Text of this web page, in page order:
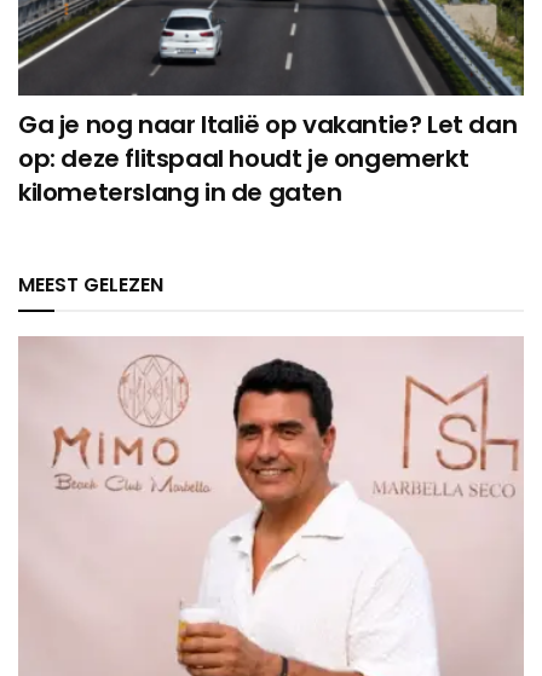
Ga je nog naar Italië op vakantie? Let dan
op: deze flitspaal houdt je ongemerkt
kilometerslang in de gaten
MEEST GELEZEN